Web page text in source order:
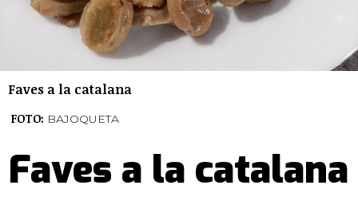
Faves a la catalana
FOTO: BAJOQUETA
Faves a la catalana